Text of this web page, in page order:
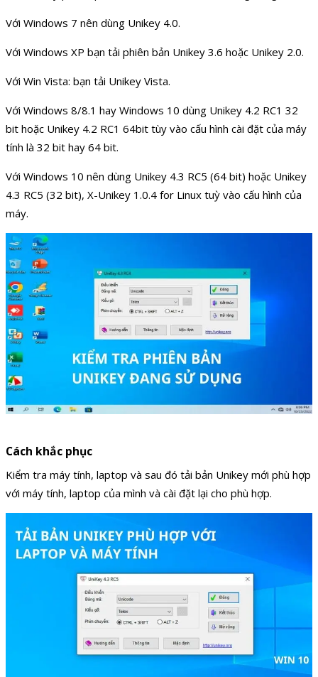
Với Windows 7 nên dùng Unikey 4.0.
Với Windows XP bạn tải phiên bản Unikey 3.6 hoặc Unikey 2.0.
Với Win Vista: bạn tải Unikey Vista.
Với Windows 8/8.1 hay Windows 10 dùng Unikey 4.2 RC1 32
bit hoặc Unikey 4.2 RC1 64bit tùy vào cấu hình cài đặt của máy
tính là 32 bit hay 64 bit.
Với Windows 10 nên dùng Unikey 4.3 RC5 (64 bit) hoặc Unikey
4.3 RC5 (32 bit), X-Unikey 1.0.4 for Linux tuỳ vào cấu hình của
máy.
Cách khắc phục
Kiểm tra máy tính, laptop và sau đó tải bản Unikey mới phù hợp
với máy tính, laptop của mình và cài đặt lại cho phù hợp.